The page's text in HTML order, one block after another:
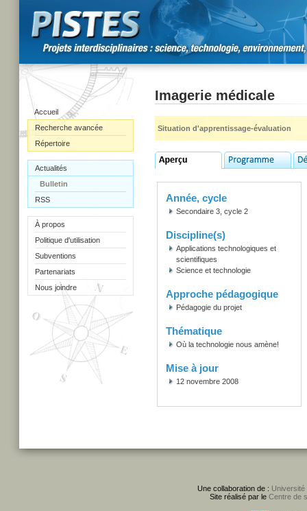
Accueil
Recherche avancée
Répertoire
Actualités
Bulletin
RSS
À propos
Politique d'utilisation
Subventions
Partenariats
Nous joindre
Imagerie médicale
Situation d'apprentissage-évaluation
Année, cycle
Secondaire 3, cycle 2
Discipline(s)
Applications technologiques et
scientifiques
Science et technologie
Approche pédagogique
Pédagogie du projet
Thématique
Où la technologie nous amène!
Mise à jour
12 novembre 2008
Une collaboration de : Université
Site réalisé par le Centre de